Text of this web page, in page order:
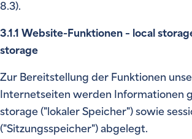
8.3).
3.1.1 Website-Funktionen – local
storage
Zur Bereitstellung der Funktionen
Internetseiten werden Informationen
storage ("lokaler Speicher") sowie
("Sitzungsspeicher") abgelegt.